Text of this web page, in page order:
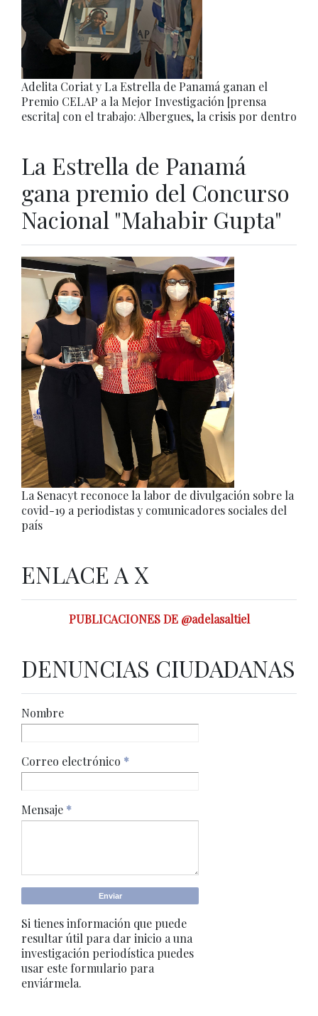
Adelita Coriat y La Estrella de Panamá ganan el
Premio CELAP a la Mejor Investigación [prensa
escrita] con el trabajo: Albergues, la crisis por dentro
La Estrella de Panamá
gana premio del Concurso
Nacional "Mahabir Gupta"
La Senacyt reconoce la labor de divulgación sobre la
covid-19 a periodistas y comunicadores sociales del
país
ENLACE A X
PUBLICACIONES DE @adelasaltiel
DENUNCIAS CIUDADANAS
Nombre
Correo electrónico *
Mensaje *
Si tienes información que puede
resultar útil para dar inicio a una
investigación periodística puedes
usar este formulario para
enviármela.